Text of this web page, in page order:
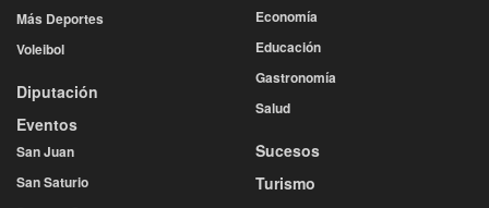
Más Deportes
Voleibol
Diputación
Eventos
San Juan
San Saturio
Economía
Educación
Gastronomía
Salud
Sucesos
Turismo